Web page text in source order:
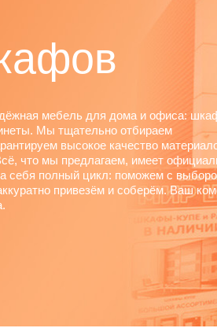
мебель для дома и офиса:
Мы тщательно отбираем
высокое качество
что мы предлагаем, имеет
себя полный цикл: поможем с
привезём и соберём. Ваш